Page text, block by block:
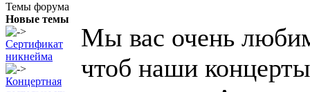
Темы форума
Новые темы
Сертификат
никнейма
Концертная
Мы вас очень
чтоб наши